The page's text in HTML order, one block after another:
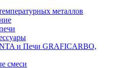
металлов
и Печи GRAFICARBO,
смеси